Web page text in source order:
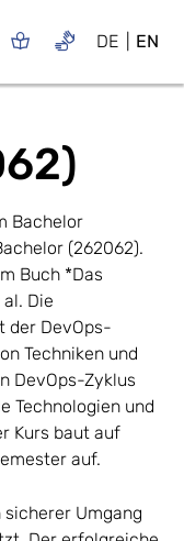
DE EN
Bachelor
(262062).
Buch *Das
Die
der DevOps-
Techniken und
DevOps-Zyklus
Technologien und
Kurs baut auf
auf.
Umgang